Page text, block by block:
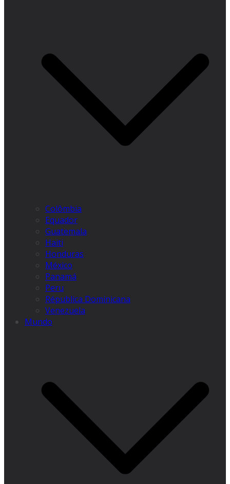
Colômbia
Equador
Guatemala
Haiti
Honduras
México
Panamá
Peru
Républica Dominicana
Venezuela
Mundo